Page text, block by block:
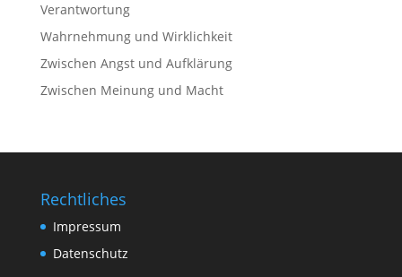
Verantwortung
Wahrnehmung und Wirklichkeit
Zwischen Angst und Aufklärung
Zwischen Meinung und Macht
Rechtliches
Impressum
Datenschutz